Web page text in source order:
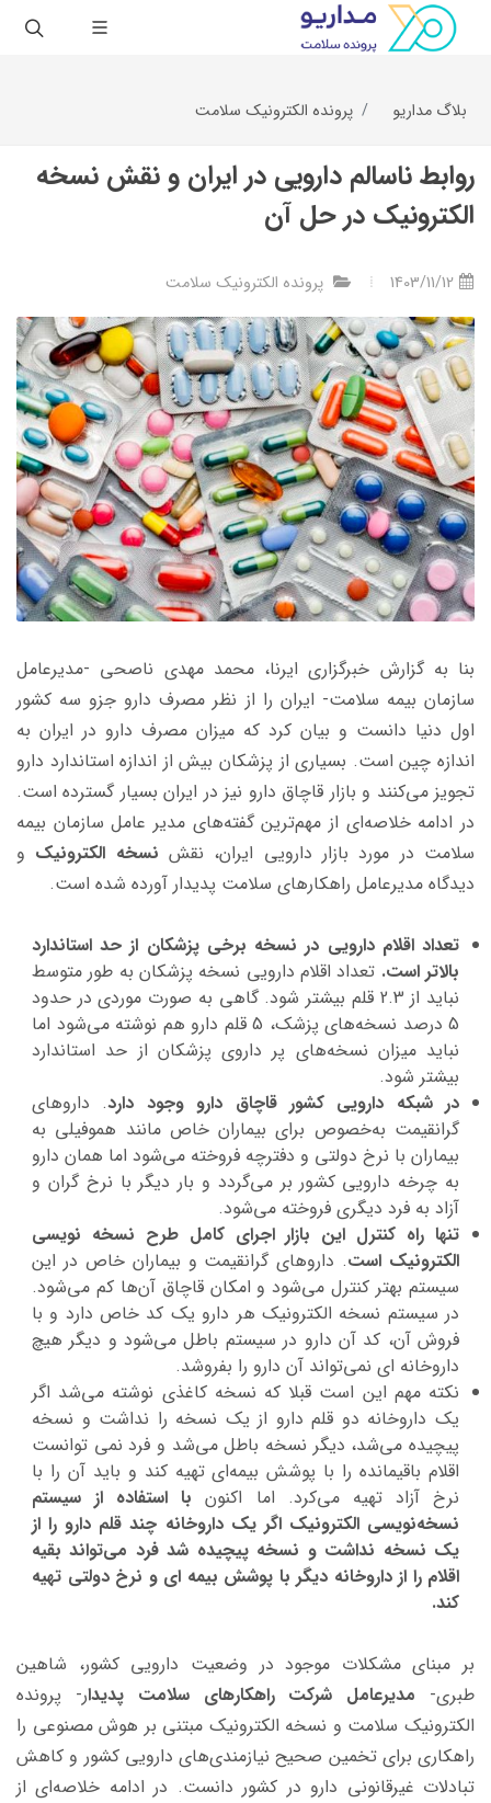
بلاگ مداریو پرونده الکترونیک سلامت
روابط ناسالم دارویی در ایران و نقش نسخه
الکترونیک در حل آن
1403/11/12 پرونده الکترونیک سلامت
بنا به گزارش خبرگزاری ایرنا، محمد مهدی ناصحی -مدیرعامل
سازمان بیمه سلامت- ایران را از نظر مصرف دارو جزو سه کشور
اول دنیا دانست و بیان کرد که میزان مصرف دارو در ایران به
اندازه چین است. بسیاری از پزشکان بیش از اندازه استاندارد دارو
تجویز می‌کنند و بازار قاچاق دارو نیز در ایران بسیار گسترده است.
در ادامه خلاصه‌ای از مهم‌ترین گفته‌های مدیر عامل سازمان بیمه
سلامت در مورد بازار دارویی ایران، نقش نسخه الکترونیک و
دیدگاه مدیرعامل راهکارهای سلامت پدیدار آورده شده است.
تعداد اقلام دارویی در نسخه برخی پزشکان از حد استاندارد
بالاتر است. تعداد اقلام دارویی نسخه پزشکان به طور متوسط
نباید از 2.3 قلم بیشتر شود. گاهی به‌ صورت موردی در حدود
5 درصد نسخه‌های پزشک، 5 قلم دارو هم نوشته می‌شود اما
نباید میزان نسخه‌های پر داروی پزشکان از حد استاندارد
بیشتر شود.
در شبکه دارویی کشور قاچاق دارو وجود دارد. داروهای
گرانقیمت به‌خصوص برای بیماران خاص مانند هموفیلی به
بیماران با نرخ دولتی و دفترچه فروخته می‌شود اما همان دارو
به چرخه دارویی کشور بر می‌گردد و بار دیگر با نرخ گران و
آزاد به فرد دیگری فروخته می‌شود.
تنها راه کنترل این بازار اجرای کامل طرح نسخه نویسی
الکترونیک است. داروهای گرانقیمت و بیماران خاص در این
سیستم بهتر کنترل می‌شود و امکان قاچاق آن‌ها کم می‌شود.
در سیستم نسخه الکترونیک هر دارو یک کد خاص دارد و با
فروش آن، کد آن دارو در سیستم باطل می‌شود و دیگر هیچ
داروخانه ای نمی‌تواند آن دارو را بفروشد.
نکته مهم این است قبلا که نسخه کاغذی نوشته می‌شد اگر
یک داروخانه دو قلم دارو از یک نسخه را نداشت و نسخه
پیچیده می‌شد، دیگر نسخه باطل می‌شد و فرد نمی توانست
اقلام باقیمانده را با پوشش بیمه‌ای تهیه کند و باید آن را با
نرخ آزاد تهیه می‌کرد. اما اکنون با استفاده از سیستم
نسخه‌نویسی الکترونیک اگر یک داروخانه چند قلم دارو را از
یک نسخه نداشت و نسخه پیچیده شد فرد می‌تواند بقیه
اقلام را از داروخانه دیگر با پوشش بیمه ای و نرخ دولتی تهیه
کند.
بر مبنای مشکلات موجود در وضعیت دارویی کشور، شاهین
طبری- مدیرعامل شرکت راهکارهای سلامت پدیدار- پرونده
الکترونیک سلامت و نسخه الکترونیک مبتنی بر هوش مصنوعی را
راهکاری برای تخمین صحیح نیازمندی‌های دارویی کشور و کاهش
تبادلات غیرقانونی دارو در کشور دانست. در ادامه خلاصه‌ای از